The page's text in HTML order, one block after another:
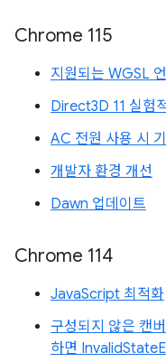
Chrome 115
지원되는 WGSL
Direct3D 11 실험
AC 전원 사용 시
개발자 환경 개선
Dawn 업데이트
Chrome 114
JavaScript 최적화
구성되지 않은 캔
하면